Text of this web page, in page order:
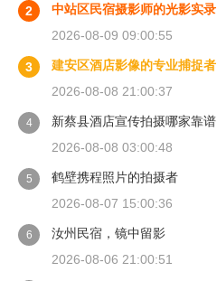
2
中站区民宿摄影师的光影实录
2026-08-09 09:00:55
3
建安区酒店影像的专业捕捉者
2026-08-08 21:00:37
4
新蔡县酒店宣传拍摄哪家靠谱
2026-08-08 03:00:48
5
鹤壁携程照片的拍摄者
2026-08-07 15:00:36
6
汝州民宿，镜中留影
2026-08-06 21:00:51